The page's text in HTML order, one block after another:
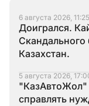
6 августа 2026, 11:25
Доигрался.
Скандального
Казахстан.
5 августа 2026,
"КазАвтоЖол"
справлять